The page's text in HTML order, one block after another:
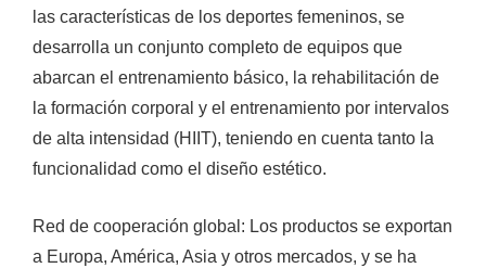
las características de los deportes femeninos, se
desarrolla un conjunto completo de equipos que
abarcan el entrenamiento básico, la rehabilitación de
la formación corporal y el entrenamiento por intervalos
de alta intensidad (HIIT), teniendo en cuenta tanto la
funcionalidad como el diseño estético.
Red de cooperación global: Los productos se exportan
a Europa, América, Asia y otros mercados, y se ha